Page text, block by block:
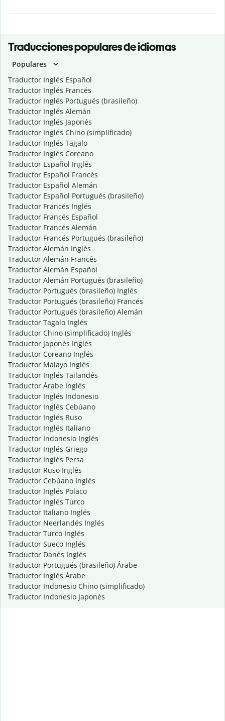
Traducciones populares de idiomas
Populares
Traductor Inglés Español
Traductor Inglés Francés
Traductor Inglés Portugués (brasileño)
Traductor Inglés Alemán
Traductor Inglés Japonés
Traductor Inglés Chino (simplificado)
Traductor Inglés Tagalo
Traductor Inglés Coreano
Traductor Español Inglés
Traductor Español Francés
Traductor Español Alemán
Traductor Español Portugués (brasileño)
Traductor Francés Inglés
Traductor Francés Español
Traductor Francés Alemán
Traductor Francés Portugués (brasileño)
Traductor Alemán Inglés
Traductor Alemán Francés
Traductor Alemán Español
Traductor Alemán Portugués (brasileño)
Traductor Portugués (brasileño) Inglés
Traductor Portugués (brasileño) Francés
Traductor Portugués (brasileño) Alemán
Traductor Tagalo Inglés
Traductor Chino (simplificado) Inglés
Traductor Japonés Inglés
Traductor Coreano Inglés
Traductor Malayo Inglés
Traductor Inglés Tailandés
Traductor Árabe Inglés
Traductor Inglés Indonesio
Traductor Inglés Cebúano
Traductor Inglés Ruso
Traductor Inglés Italiano
Traductor Indonesio Inglés
Traductor Inglés Griego
Traductor Inglés Persa
Traductor Ruso Inglés
Traductor Cebúano Inglés
Traductor Inglés Polaco
Traductor Inglés Turco
Traductor Italiano Inglés
Traductor Neerlandés Inglés
Traductor Turco Inglés
Traductor Sueco Inglés
Traductor Danés Inglés
Traductor Portugués (brasileño) Árabe
Traductor Inglés Árabe
Traductor Indonesio Chino (simplificado)
Traductor Indonesio Japonés